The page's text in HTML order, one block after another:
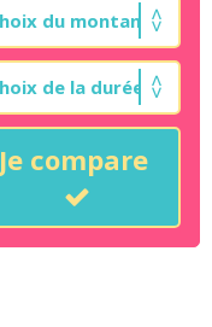
Je compare